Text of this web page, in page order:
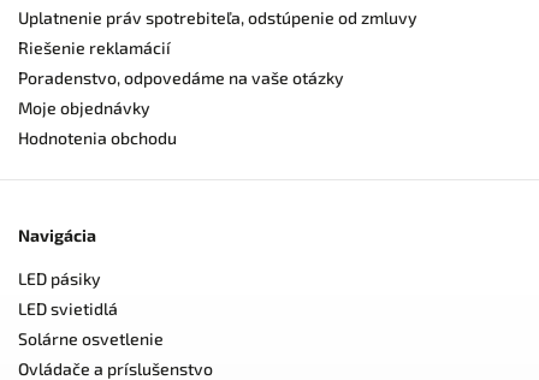
Uplatnenie práv spotrebiteľa, odstúpenie od zmluvy
Riešenie reklamácií
Poradenstvo, odpovedáme na vaše otázky
Moje objednávky
Hodnotenia obchodu
Navigácia
LED pásiky
LED svietidlá
Solárne osvetlenie
Ovládače a príslušenstvo